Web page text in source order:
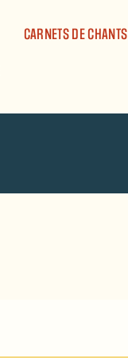
CARNETS DE CHANTS